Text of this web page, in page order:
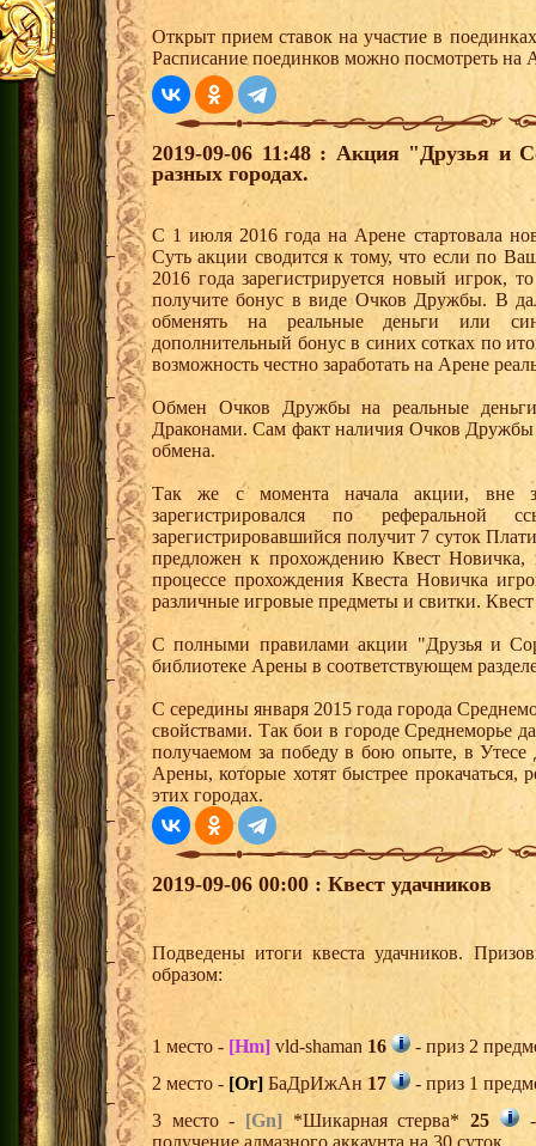
Открыт прием ставок на участие в
Расписание поединков можно посмотреть на
2019-09-06 11:48 : Акция "Друзья и
разных городах.
С 1 июля 2016 года на Арене стартовала
Суть акции сводится к тому, что если по
2016 года зарегистрируется новый
получите бонус в виде Очков Дружбы. В
обменять на реальные деньги или
дополнительный бонус в синих сотках по
возможность честно заработать на Арене
Обмен Очков Дружбы на реальные деньги
Драконами. Сам факт наличия Очков Дружбы
обмена.
Так же с момента начала акции, вне
зарегистрировался по
зарегистрировавшийся получит 7 суток
предложен к прохождению Квест
процессе прохождения Квеста Новичка
различные игровые предметы и свитки.
С полными правилами акции "Друзья и
библиотеке Арены в соответствующем
С середины января 2015 года города
свойствами. Так бои в городе Среднеморье
получаемом за победу в бою опыте, в
Арены, которые хотят быстрее прокачаться,
этих городах.
2019-09-06 00:00 : Квест удачников
Подведены итоги квеста удачников.
образом:
1 место - [Hm] vld-shaman 16
- приз 2
2 место - [Or] БаДрИжАн17
- приз 1
3 место - [Gn] *Шикарная стерва*25
-